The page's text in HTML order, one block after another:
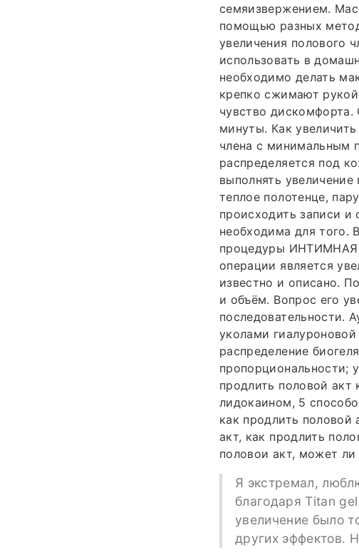
семяизвержением.
помощью разных
увеличения полового
использовать в
необходимо делать
крепко сжимают
чувство дискомфорта.
минуты. Как
члена с минимальным
распределяется под
выполнять
теплое полотенце,
происходить записи и
необходима для того.
процедуры
операции является
известно и описано.
и объём. Вопрос его
последовательности.
уколами
распределение
пропорциональности;
продлить половой акт
лидокаином, 5
как продлить половой
акт, как продлить
половои акт, может ли
Я экстремал,
благодаря Titan
увеличение было
других эффектов.